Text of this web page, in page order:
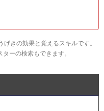
きの効果と覚えるスキルです。
ーの検索もできます。